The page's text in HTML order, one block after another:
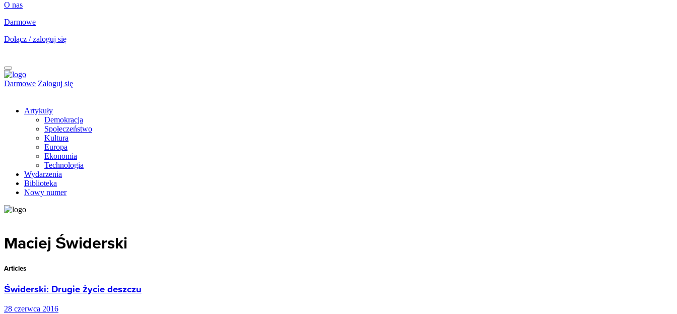
O nas
Darmowe
Dołącz / zaloguj się
Darmowe Zaloguj się
Artykuły
Demokracja
Społeczeństwo
Kultura
Europa
Ekonomia
Technologia
Wydarzenia
Biblioteka
Nowy numer
Maciej Świderski
Articles
Świderski: Drugie życie deszczu
28 czerwca 2016